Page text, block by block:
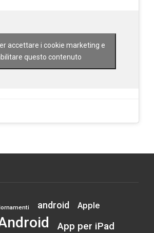
accettare i cookie marketing e
questo contenuto
android Apple
App per iPad